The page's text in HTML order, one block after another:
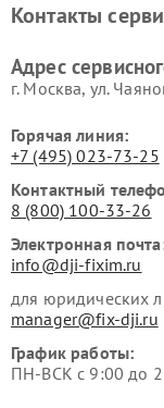
Контакты
Адрес
г. Москва, ул.
Горячая линия:
+7 (495) 023-73-25
Контактный
8 (800) 100-33-26
Электронная
info@dji-fixim.ru
для юридических
manager@fix-dji.ru
График работы:
ПН-ВСК с 9:00 до